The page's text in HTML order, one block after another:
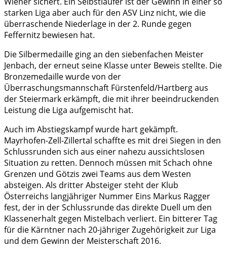
starken Liga aber auch für den ASV Linz nicht, wie die
überraschende Niederlage in der 2. Runde gegen
Feffernitz bewiesen hat.
Die Silbermedaille ging an den siebenfachen Meister
Jenbach, der erneut seine Klasse unter Beweis stellte. Die
Bronzemedaille wurde von der
Überraschungsmannschaft Fürstenfeld/Hartberg aus
der Steiermark erkämpft, die mit ihrer beeindruckenden
Leistung die Liga aufgemischt hat.
Auch im Abstiegskampf wurde hart gekämpft.
Mayrhofen-Zell-Zillertal schaffte es mit drei Siegen in den
Schlussrunden sich aus einer nahezu aussichtslosen
Situation zu retten. Dennoch müssen mit Schach ohne
Grenzen und Götzis zwei Teams aus dem Westen
absteigen. Als dritter Absteiger steht der Klub
Österreichs langjähriger Nummer Eins Markus Ragger
fest, der in der Schlussrunde das direkte Duell um den
Klassenerhalt gegen Mistelbach verliert. Ein bitterer Tag
für die Kärntner nach 20-jähriger Zugehörigkeit zur Liga
und dem Gewinn der Meisterschaft 2016.